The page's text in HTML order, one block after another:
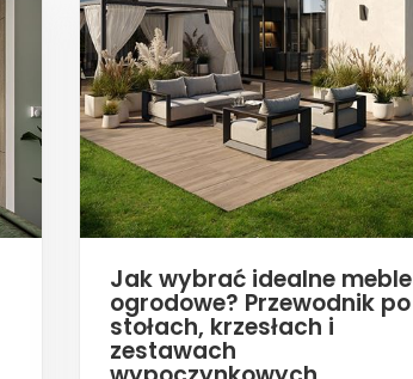
Jak wybrać idealne meble
ogrodowe? Przewodnik po
stołach, krzesłach i
zestawach